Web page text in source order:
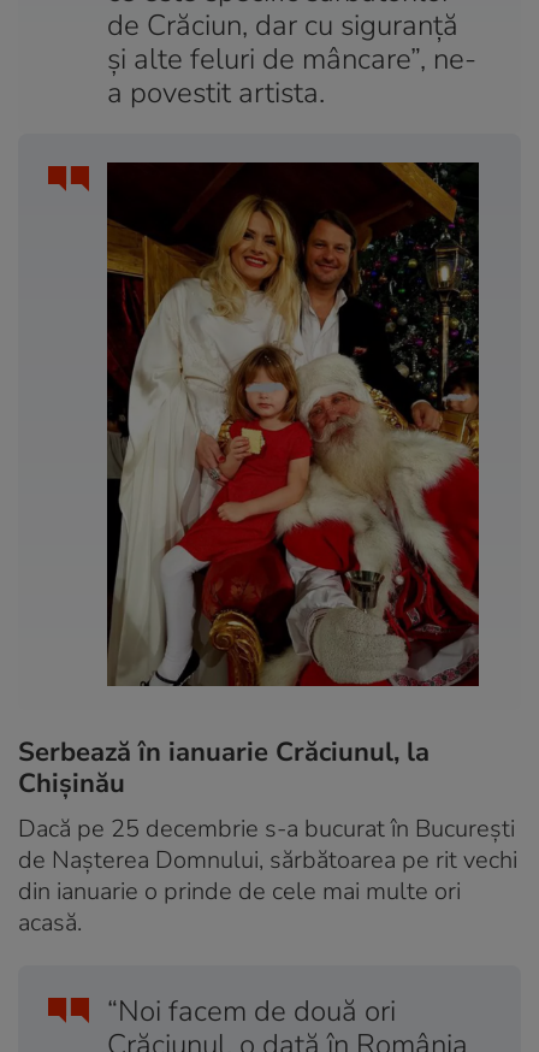
de Crăciun, dar cu siguranță
și alte feluri de mâncare”, ne-
a povestit artista.
Serbează în ianuarie Crăciunul, la
Chișinău
Dacă pe 25 decembrie s-a bucurat în București
de Nașterea Domnului, sărbătoarea pe rit vechi
din ianuarie o prinde de cele mai multe ori
acasă.
“Noi facem de două ori